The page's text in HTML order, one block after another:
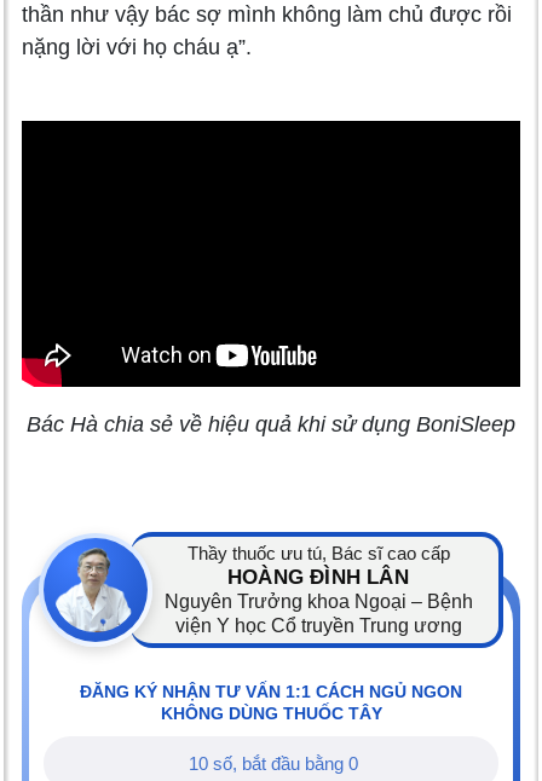
thần như vậy bác sợ mình không làm chủ được rồi
nặng lời với họ cháu ạ”.
Bác Hà chia sẻ về hiệu quả khi sử dụng BoniSleep
Thầy thuốc ưu tú, Bác sĩ cao cấp
HOÀNG ĐÌNH LÂN
Nguyên Trưởng khoa Ngoại – Bệnh
viện Y học Cổ truyền Trung ương
ĐĂNG KÝ NHẬN TƯ VẤN 1:1 CÁCH NGỦ NGON
KHÔNG DÙNG THUỐC TÂY